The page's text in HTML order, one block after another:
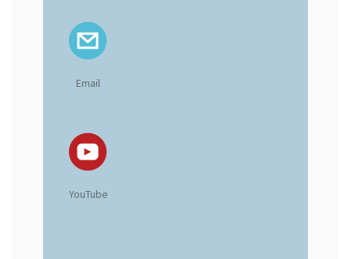
Email
YouTube